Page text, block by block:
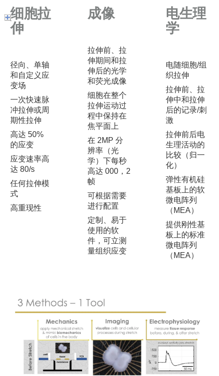
细胞拉
伸
径向、单轴
和自定义应
变场
一次快速脉
冲拉伸或周
期性拉伸
高达 50%
的应变
应变速率高
达 80/s
任何拉伸模
式
高重现性
成像
拉伸前、拉
伸期间和拉
伸后的光学
和荧光成像
细胞在整个
拉伸运动过
程中保持在
焦平面上
在 2MP 分
辨率（光
学）下每秒
高达 000，2
帧
可根据需要
进行配置
定制、易于
使用的软
件，可立测
量组织应变
电生理
学
电随细胞/组
织拉伸
拉伸前、拉
伸中和拉伸
后的记录/刺
激
拉伸前后电
生理活动的
比较（归一
化）
弹性有机硅
基板上的软
微电阵列
（MEA）
提供刚性基
板上的标准
微电阵列
（MEA）